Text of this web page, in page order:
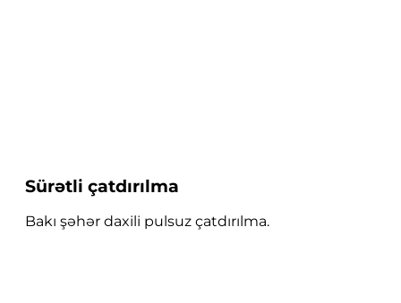
Sürətli çatdırılma
Bakı şəhər daxili pulsuz çatdırılma.